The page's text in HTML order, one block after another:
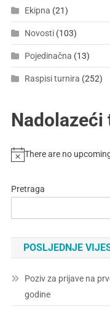
Ekipna (21)
Novosti(103)
Pojedinačna (13)
Raspisi turnira (252)
There are no
Pretraga
POSLJEDNJE
Poziv za prijave na
godine